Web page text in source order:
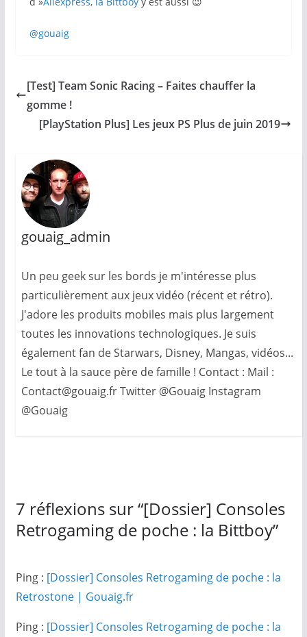
@gouaig
[Test] Team Sonic Racing – Faites chauffer la
gomme !
[PlayStation Plus] Les jeux PS Plus de juin 2019
gouaig_admin
Un peu geek sur les bords je m'intéresse plus
particulièrement aux jeux vidéo (récent et rétro).
J'adore les produits mobiles mais plus largement
toutes les innovations technologiques. Je suis
également fan de Starwars, Disney, Mangas, vidéos...
Le tout à la sauce père de famille ! Contact : Mail :
Contact@gouaig.fr Twitter @Gouaig Instagram
@Gouaig
7 réflexions sur “[Dossier] Consoles
Retrogaming de poche : la Bittboy”
Ping : [Dossier] Consoles Retrogaming de poche : la
Retrostone | Gouaig.fr
Ping : [Dossier] Consoles Retrogaming de poche : la